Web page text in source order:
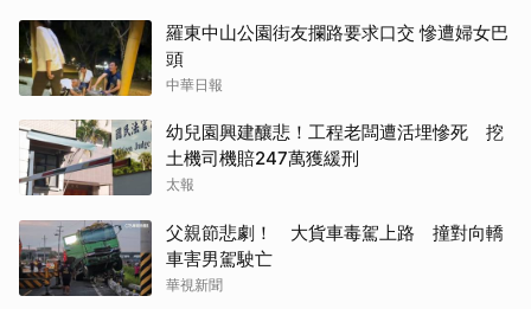
羅東中山公園街友攔路要求口交 慘遭婦女巴
頭
中華日報
幼兒園興建釀悲！工程老闆遭活埋慘死 挖
土機司機賠247萬獲緩刑
太報
父親節悲劇！ 大貨車毒駕上路 撞對向轎
車害男駕駛亡
華視新聞